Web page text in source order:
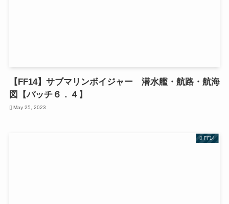
【FF14】サブマリンボイジャー 潜水艦・航路・航海
図【パッチ６．４】
May 25, 2023
FF14